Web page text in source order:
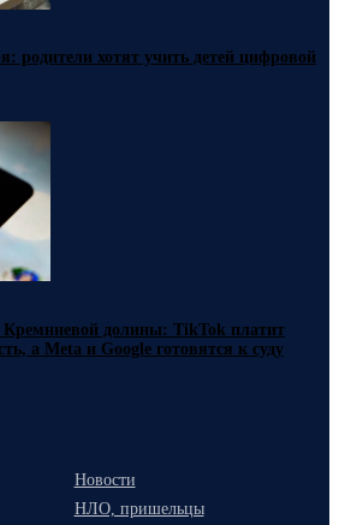
родители хотят учить детей цифровой
долины: TikTok платит
а Meta и Google готовятся к суду
Новости
НЛО, пришельцы